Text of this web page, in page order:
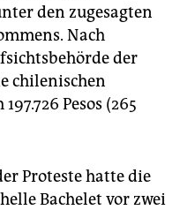
den zugesagten
Nach
der
chilenischen
Pesos (265
Proteste hatte die
Bachelet vor zwei